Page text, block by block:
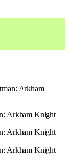
Arkham